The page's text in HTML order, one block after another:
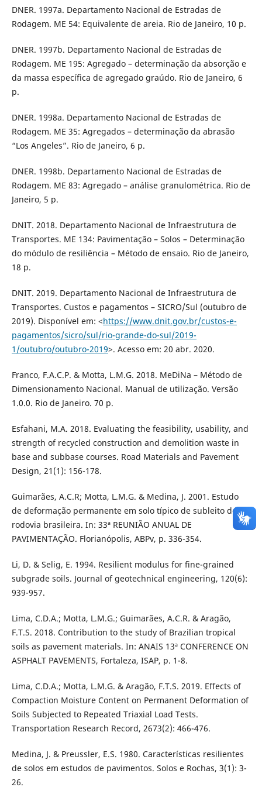
DNER. 1997a. Departamento Nacional de Estradas de
Rodagem. ME 54: Equivalente de areia. Rio de Janeiro, 10 p.
DNER. 1997b. Departamento Nacional de Estradas de
Rodagem. ME 195: Agregado – determinação da absorção e
da massa específica de agregado graúdo. Rio de Janeiro, 6
p.
DNER. 1998a. Departamento Nacional de Estradas de
Rodagem. ME 35: Agregados – determinação da abrasão
“Los Angeles”. Rio de Janeiro, 6 p.
DNER. 1998b. Departamento Nacional de Estradas de
Rodagem. ME 83: Agregado – análise granulométrica. Rio de
Janeiro, 5 p.
DNIT. 2018. Departamento Nacional de Infraestrutura de
Transportes. ME 134: Pavimentação – Solos – Determinação
do módulo de resiliência – Método de ensaio. Rio de Janeiro,
18 p.
DNIT. 2019. Departamento Nacional de Infraestrutura de
Transportes. Custos e pagamentos – SICRO/Sul (outubro de
2019). Disponível em: <https://www.dnit.gov.br/custos-e-
pagamentos/sicro/sul/rio-grande-do-sul/2019-
1/outubro/outubro-2019>. Acesso em: 20 abr. 2020.
Franco, F.A.C.P. & Motta, L.M.G. 2018. MeDiNa – Método de
Dimensionamento Nacional. Manual de utilização. Versão
1.0.0. Rio de Janeiro. 70 p.
Esfahani, M.A. 2018. Evaluating the feasibility, usability, and
strength of recycled construction and demolition waste in
base and subbase courses. Road Materials and Pavement
Design, 21(1): 156-178.
Guimarães, A.C.R; Motta, L.M.G. & Medina, J. 2001. Estudo
de deformação permanente em solo típico de subleito de
rodovia brasileira. In: 33ª REUNIÃO ANUAL DE
PAVIMENTAÇÃO. Florianópolis, ABPv, p. 336-354.
Li, D. & Selig, E. 1994. Resilient modulus for fine-grained
subgrade soils. Journal of geotechnical engineering, 120(6):
939-957.
Lima, C.D.A.; Motta, L.M.G.; Guimarães, A.C.R. & Aragão,
F.T.S. 2018. Contribution to the study of Brazilian tropical
soils as pavement materials. In: ANAIS 13ª CONFERENCE ON
ASPHALT PAVEMENTS, Fortaleza, ISAP, p. 1-8.
Lima, C.D.A.; Motta, L.M.G. & Aragão, F.T.S. 2019. Effects of
Compaction Moisture Content on Permanent Deformation of
Soils Subjected to Repeated Triaxial Load Tests.
Transportation Research Record, 2673(2): 466-476.
Medina, J. & Preussler, E.S. 1980. Características resilientes
de solos em estudos de pavimentos. Solos e Rochas, 3(1): 3-
26.